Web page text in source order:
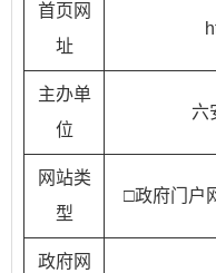
首页网
址
主办单
位
六
网站类
型
□政府门户
政府网